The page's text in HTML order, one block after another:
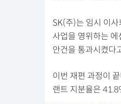
SK(주)는 임시 이
사업을 영위하는
안건을 통과시켰다
이번 재편 과정이
랜트 지분율은